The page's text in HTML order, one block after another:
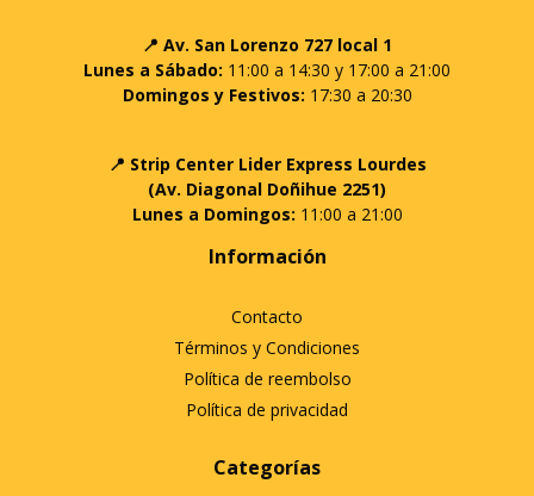
📍 Av. San Lorenzo 727 local 1
Lunes a Sábado: 11:00 a 14:30 y 17:00 a 21:00
Domingos y Festivos: 17:30 a 20:30
📍 Strip Center Lider Express Lourdes
(Av. Diagonal Doñihue 2251)
Lunes a Domingos: 11:00 a 21:00
Información
Contacto
Términos y Condiciones
Política de reembolso
Política de privacidad
Categorías